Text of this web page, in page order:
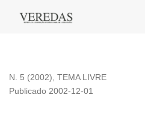
Gênero sexual e os
N. 5 (2002), TEMA LIVRE
Publicado 2002-12-01